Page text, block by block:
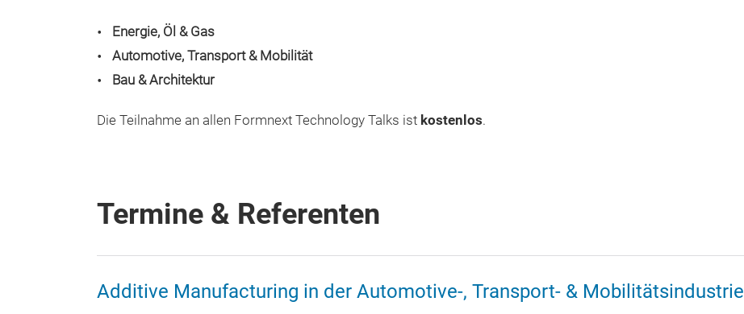
Energie, Öl & Gas
Automotive, Transport & Mobilität
Bau & Architektur
Die Teilnahme an allen Formnext Technology Talks ist kostenlos.
Termine & Referenten
Additive Manufacturing in der Automotive-, Transport- & Mobilitätsindustrie